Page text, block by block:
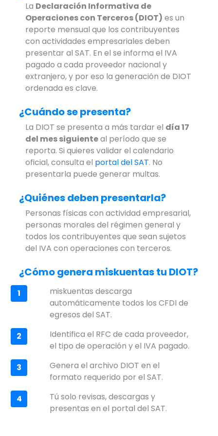
La Declaración Informativa de
Operaciones con Terceros (DIOT) es un
reporte mensual que los contribuyentes
con actividades empresariales deben
presentar al SAT. En el se informa el IVA
pagado a cada proveedor nacional y
extranjero, y por eso la generación de DIOT
ordenada es clave.
¿Cuándo se presenta?
La DIOT se presenta a más tardar el día 17
del mes siguienteal período que se
reporta. Si quieres validar el calendario
oficial, consulta el portal del SAT. No
presentarla puede generar multas.
¿Quiénes deben presentarla?
Personas físicas con actividad empresarial,
personas morales del régimen general y
todos los contribuyentes que sean sujetos
del IVA con operaciones con terceros.
¿Cómo genera miskuentas tu DIOT?
1
miskuentas descarga
automáticamente todos los CFDI de
egresos del SAT.
2
Identifica el RFC de cada proveedor,
el tipo de operación y el IVA pagado.
3
Genera el archivo DIOT en el
formato requerido por el SAT.
4
Tú solo revisas, descargas y
presentas en el portal del SAT.